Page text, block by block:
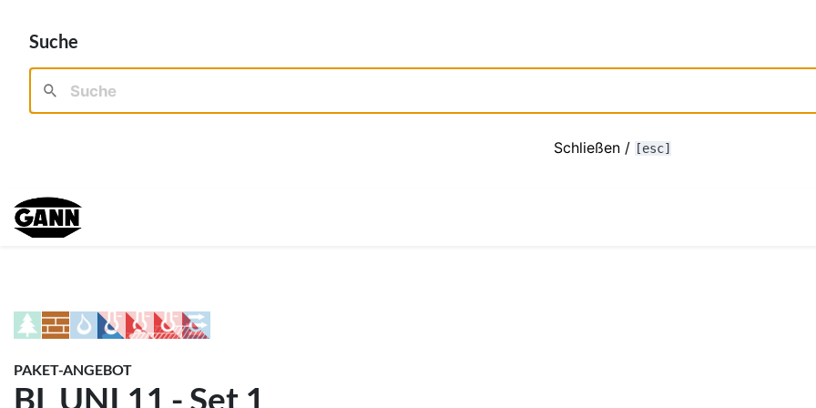
Suche
Schließen / [esc]
PAKET-ANGEBOT
BL UNI 11 - Set 1